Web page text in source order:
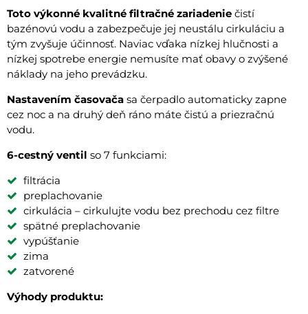
Toto výkonné kvalitné filtračné zariadenie čistí
bazénovú vodu a zabezpečuje jej neustálu cirkuláciu a
tým zvyšuje účinnosť. Naviac vďaka nízkej hlučnosti a
nízkej spotrebe energie nemusíte mať obavy o zvýšené
náklady na jeho prevádzku.
Nastavením časovača sa čerpadlo automaticky zapne
cez noc a na druhý deň ráno máte čistú a priezračnú
vodu.
6-cestný ventil so 7 funkciami:
filtrácia
preplachovanie
cirkulácia – cirkulujte vodu bez prechodu cez filtre
spätné preplachovanie
vypúšťanie
zima
zatvorené
Výhody produktu: